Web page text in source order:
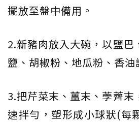
擺放至盤中備用。
2.新豬肉放入大碗，以鹽巴
鹽、胡椒粉、地瓜粉、香油
3.把芹菜末、薑末、荸薺末
速拌勻，塑形成小球狀(每